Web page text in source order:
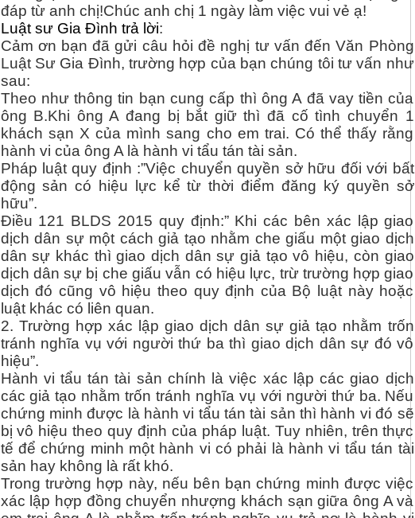
đáp từ anh chị!Chúc anh chị 1 ngày làm việc vui vẻ ạ!
Luật sư Gia Đình trả lời:
Cảm ơn bạn đã gửi câu hỏi đề nghị tư vấn đến Văn Phòng
Luật Sư Gia Đình, trường hợp của bạn chúng tôi tư vấn như
sau:
Theo như thông tin bạn cung cấp thì ông A đã vay tiền của
ông B.Khi ông A đang bị bắt giữ thì đã cố tình chuyển 1
khách sạn X của mình sang cho em trai. Có thể thấy rằng
hành vi của ông A là hành vi tẩu tán tài sản.
Pháp luật quy định :”Việc chuyển quyền sở hữu đối với bất
động sản có hiệu lực kể từ thời điểm đăng ký quyền sở
hữu”.
Điều 121 BLDS 2015 quy định:” Khi các bên xác lập giao
dịch dân sự một cách giả tạo nhằm che giấu một giao dịch
dân sự khác thì giao dịch dân sự giả tạo vô hiệu, còn giao
dịch dân sự bị che giấu vẫn có hiệu lực, trừ trường hợp giao
dịch đó cũng vô hiệu theo quy định của Bộ luật này hoặc
luật khác có liên quan.
2. Trường hợp xác lập giao dịch dân sự giả tạo nhằm trốn
tránh nghĩa vụ với người thứ ba thì giao dịch dân sự đó vô
hiệu”.
Hành vi tẩu tán tài sản chính là việc xác lập các giao dịch
các giả tạo nhằm trốn tránh nghĩa vụ với người thứ ba. Nếu
chứng minh được là hành vi tẩu tán tài sản thì hành vi đó sẽ
bị vô hiệu theo quy định của pháp luật. Tuy nhiên, trên thực
tế để chứng minh một hành vi có phải là hành vi tẩu tán tài
sản hay không là rất khó.
Trong trường hợp này, nếu bên bạn chứng minh được việc
xác lập hợp đồng chuyển nhượng khách sạn giữa ông A và